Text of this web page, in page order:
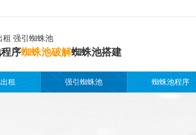
租 强引蜘蛛池
序蜘蛛池破解蜘蛛池搭建
租 强引蜘蛛池 蜘蛛池程序